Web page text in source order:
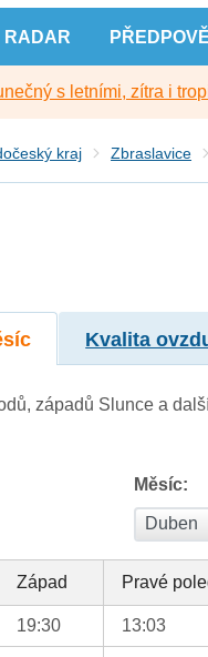
RADAR
s letními, zítra i
kraj Zbraslavice
Kvalita
západů Slunce a
Měsíc:
Západ Pravé
19:30 13:03